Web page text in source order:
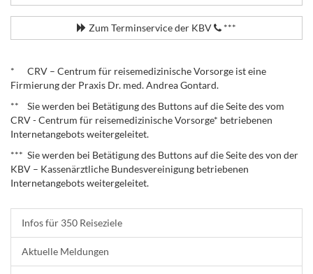
Zum Terminservice der KBV ***
* CRV – Centrum für reisemedizinische Vorsorge ist eine
Firmierung der Praxis Dr. med. Andrea Gontard.
** Sie werden bei Betätigung des Buttons auf die Seite des vom
CRV - Centrum für reisemedizinische Vorsorge* betriebenen
Internetangebots weitergeleitet.
*** Sie werden bei Betätigung des Buttons auf die Seite des von der
KBV – Kassenärztliche Bundesvereinigung betriebenen
Internetangebots weitergeleitet.
Infos für 350 Reiseziele
Aktuelle Meldungen